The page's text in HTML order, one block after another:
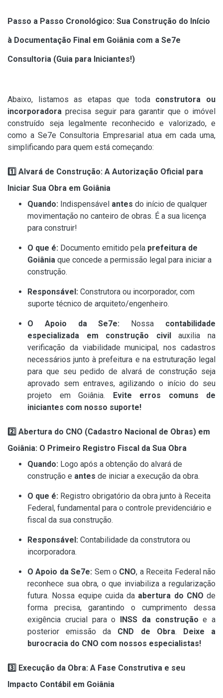
Passo a Passo Cronológico: Sua Construção do Início
à Documentação Final em Goiânia com a Se7e
Consultoria (Guia para Iniciantes!)
Abaixo, listamos as etapas que toda construtora ou
incorporadora precisa seguir para garantir que o imóvel
construído seja legalmente reconhecido e valorizado, e
como a Se7e Consultoria Empresarial atua em cada uma,
simplificando para quem está começando:
1️ ⃣ Alvará de Construção: A Autorização Oficial para
Iniciar Sua Obra em Goiânia
Quando: Indispensável antes do início de qualquer
movimentação no canteiro de obras. É a sua licença
para construir!
O que é: Documento emitido pela prefeitura de
Goiânia que concede a permissão legal para iniciar a
construção.
Responsável: Construtora ou incorporador, com
suporte técnico de arquiteto/engenheiro.
O Apoio da Se7e: Nossa contabilidade
especializada em construção civil
auxilia na
verificação da viabilidade municipal, nos cadastros
necessários junto à prefeitura e na estruturação legal
para que seu pedido de alvará de construção seja
aprovado sem entraves, agilizando o início do seu
projeto em Goiânia.
Evite erros comuns de
iniciantes com nosso suporte!
2️ ⃣ Abertura do CNO (Cadastro Nacional de Obras) em
Goiânia: O Primeiro Registro Fiscal da Sua Obra
Quando: Logo após a obtenção do alvará de
construção e antes de iniciar a execução da obra.
O que é: Registro obrigatório da obra junto à Receita
Federal, fundamental para o controle previdenciário e
fiscal da sua construção.
Responsável: Contabilidade da construtora ou
incorporadora.
O Apoio da Se7e: Sem o CNO, a Receita Federal não
reconhece sua obra, o que inviabiliza a regularização
futura. Nossa equipe cuida da abertura do CNO de
forma precisa, garantindo o cumprimento dessa
exigência crucial para o
INSS da construção e a
posterior emissão da CND de Obra.
Deixe a
burocracia do CNO com nossos especialistas!
3️ ⃣ Execução da Obra: A Fase Construtiva e seu
Impacto Contábil em Goiânia